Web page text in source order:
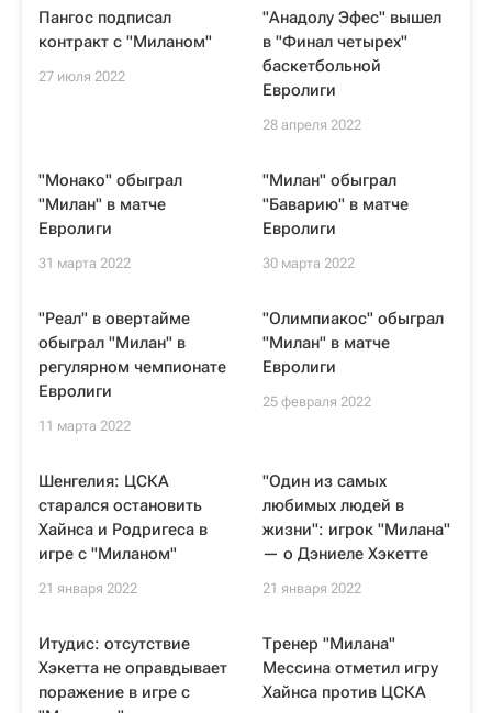
Пангос подписал
контракт с "Миланом"
27 июля 2022
"Анадолу Эфес" вышел
в "Финал четырех"
баскетбольной
Евролиги
28 апреля 2022
"Монако" обыграл
"Милан" в матче
Евролиги
31 марта 2022
"Милан" обыграл
"Баварию" в матче
Евролиги
30 марта 2022
"Реал" в овертайме
обыграл "Милан" в
регулярном чемпионате
Евролиги
11 марта 2022
"Олимпиакос" обыграл
"Милан" в матче
Евролиги
25 февраля 2022
Шенгелия: ЦСКА
старался остановить
Хайнса и Родригеса в
игре с "Миланом"
21 января 2022
"Один из самых
любимых людей в
жизни": игрок "Милана"
— о Дэниеле Хэкетте
21 января 2022
Итудис: отсутствие
Хэкетта не оправдывает
поражение в игре с
Тренер "Милана"
Мессина отметил игру
Хайнса против ЦСКА